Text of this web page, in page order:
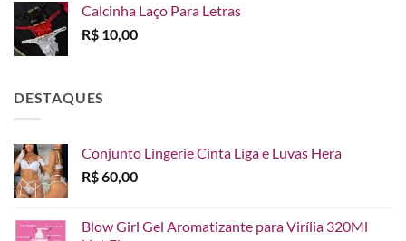
Calcinha Laço Para Letras
R$ 10,00
DESTAQUES
Conjunto Lingerie Cinta Liga e Luvas Hera
R$60,00
Blow Girl Gel Aromatizante para Virília 320Ml